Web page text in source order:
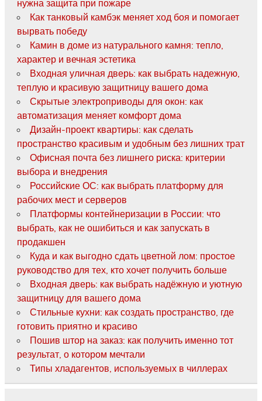
нужна защита при пожаре
Как танковый камбэк меняет ход боя и помогает
вырвать победу
Камин в доме из натурального камня: тепло,
характер и вечная эстетика
Входная уличная дверь: как выбрать надежную,
теплую и красивую защитницу вашего дома
Скрытые электроприводы для окон: как
автоматизация меняет комфорт дома
Дизайн-проект квартиры: как сделать
пространство красивым и удобным без лишних трат
Офисная почта без лишнего риска: критерии
выбора и внедрения
Российские ОС: как выбрать платформу для
рабочих мест и серверов
Платформы контейнеризации в России: что
выбрать, как не ошибиться и как запускать в
продакшен
Куда и как выгодно сдать цветной лом: простое
руководство для тех, кто хочет получить больше
Входная дверь: как выбрать надёжную и уютную
защитницу для вашего дома
Стильные кухни: как создать пространство, где
готовить приятно и красиво
Пошив штор на заказ: как получить именно тот
результат, о котором мечтали
Типы хладагентов, используемых в чиллерах